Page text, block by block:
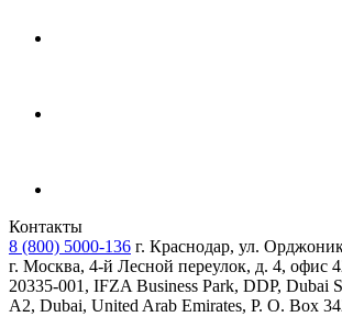
Контакты
8 (800) 5000-136 г. Краснодар, ул.
г. Москва, 4-й Лесной переулок, д. 4, офис
20335-001, IFZA Business Park, DDP, Dubai
A2, Dubai, United Arab Emirates, P. O. Box